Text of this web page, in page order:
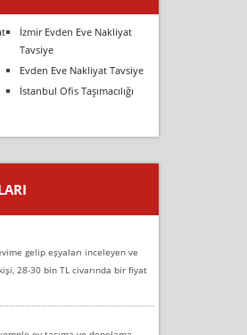
İzmir Evden Eve Nakliyat
Tavsiye
Evden Eve Nakliyat Tavsiye
İstanbul Ofis Taşımacılığı
gelip eşyaları inceleyen ve
28-30 bin TL civarında bir fiyat